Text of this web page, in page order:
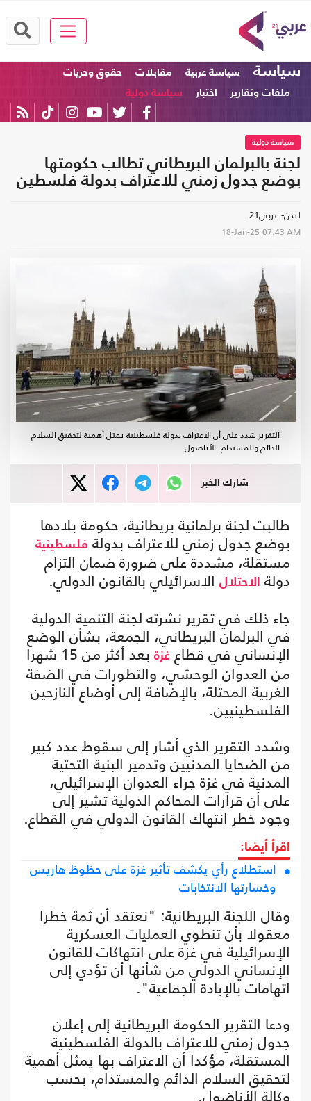
سياسة سياسة عربية مقابلات
حقوق وحريات
ملفات وتقارير
اختبار سياسة دولية
سياسة دولية
لجنة بالبرلمان البريطاني تطالب حكومتها
بوضع جدول زمني للاعتراف بدولة فلسطين
لندن- عربي21
18-Jan-25 07:43 AM
التقرير شدد على أن الاعتراف بدولة فلسطينية يمثل أهمية لتحقيق السلام
الدائم والمستدام- الأناضول
شارك الخبر
طالبت لجنة برلمانية بريطانية، حكومة بلادها
بوضع جدول زمني للاعتراف بدولة فلسطينية
مستقلة، مشددة على ضرورة ضمان التزام
دولة الاحتلال الإسرائيلي بالقانون الدولي.
جاء ذلك في تقرير نشرته لجنة التنمية الدولية
في البرلمان البريطاني، الجمعة، بشأن الوضع
الإنساني في قطاع غزة
بعد أكثر من 15 شهرا
من العدوان الوحشي، والتطورات في الضفة
الغربية المحتلة، بالإضافة إلى أوضاع النازحين
الفلسطينيين.
وشدد التقرير الذي أشار إلى سقوط عدد كبير
من الضحايا المدنيين وتدمير البنية التحتية
المدنية في غزة جراء العدوان الإسرائيلي،
على أن قرارات المحاكم الدولية تشير إلى
وجود خطر انتهاك القانون الدولي في القطاع.
اقرأ أيضا:
استطلاع رأي يكشف تأثير غزة على حظوظ هاريس
وخسارتها الانتخابات
وقال اللجنة البريطانية: "نعتقد أن ثمة خطرا
معقولا بأن تنطوي العمليات العسكرية
الإسرائيلية في غزة على انتهاكات للقانون
الإنساني الدولي من شأنها أن تؤدي إلى
اتهامات بالإبادة الجماعية".
ودعا التقرير الحكومة البريطانية إلى إعلان
جدول زمني للاعتراف بالدولة الفلسطينية
المستقلة، مؤكدا أن الاعتراف بها يمثل أهمية
لتحقيق السلام الدائم والمستدام، بحسب
وكالة الأناضول.